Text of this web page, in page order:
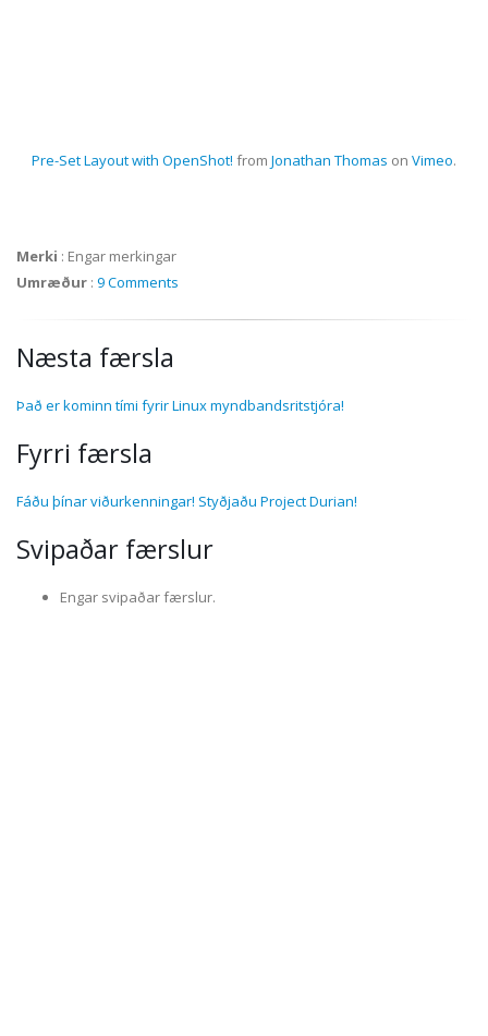
Pre-Set Layout with OpenShot! from Jonathan Thomas on Vimeo.
Merki : Engar merkingar
Umræður : 9 Comments
Næsta færsla
Það er kominn tími fyrir Linux myndbandsritstjóra!
Fyrri færsla
Fáðu þínar viðurkenningar! Styðjaðu Project Durian!
Svipaðar færslur
Engar svipaðar færslur.